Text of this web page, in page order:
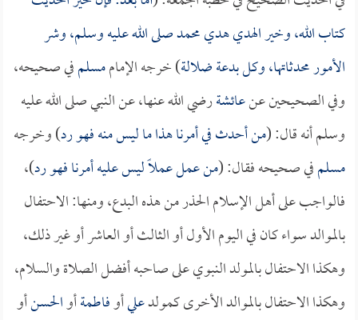
كتاب الله، وخير الهدي هدي محمد صلى الله عليه وسلم، وشر
الأمور محدثاتها، وكل بدعة ضلالة) خرجه الإماممسلمفي صحيحه،
وفي الصحيحين عنعائشةرضي الله عنها، عن النبي صلى الله عليه
وسلم أنه قال: (من أحدث في أمرنا هذا ما ليس منه فهو رد) وخرجه
مسلمفي صحيحه فقال: (من عمل عملاً ليس عليه أمرنا فهو رد)،
فالواجب على أهل الإسلام الحذر من هذه البدع، ومنها: الاحتفال
بالموالد سواء كان في اليوم الأول أو الثالث أو العاشر أو غير ذلك،
وهكذا الاحتفال بالمولد النبوي على صاحبه أفضل الصلاة والسلام،
وهكذا الاحتفال بالموالد الأخرى كمولدعليأوفاطمةأوالحسنأو